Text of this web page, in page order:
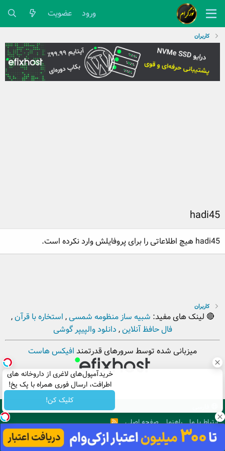
ورود عضویت
کاربران
خریدآمپول‌های لاغری از داروخانه های
اطرافت، ارسال فوری همراه با پک یخ!
کلیک کن!
hadi45
hadi45 هیچ اطلاعاتی را برای پروفایلش وارد نکرده است.
کاربران
🔴 لینک های مفید: شبیه ساز منظومه شمسی, استخاره با قرآن,
فال حافظ آنلاین, دانلود والپیپر گوشی
میزبانی شده توسط سرورهای قدرتمند افیکس هاست
ارتباط با ما
راهنما صفحه اصلی
R
. Copyright © 2012 - 2026